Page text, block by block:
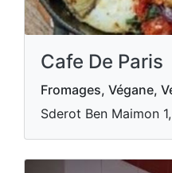
Cafe De Paris
Fromages, Végane,
Sderot Ben Maimon